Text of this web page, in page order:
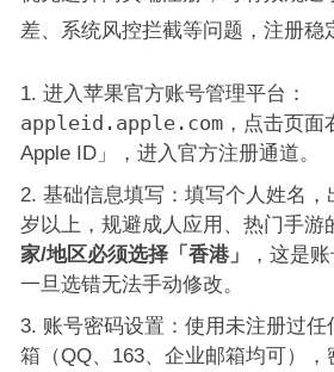
差、系统风控拦截等问题，注册稳
进入苹果官方账号管理平台：
appleid.apple.com，点击页面
Apple ID」，进入官方注册通道。
基础信息填写：填写个人姓名，
岁以上，规避成人应用、热门手游
家/地区必须选择「香港」
，这是
一旦选错无法手动修改。
账号密码设置：使用未注册过任
箱（QQ、163、企业邮箱均可）